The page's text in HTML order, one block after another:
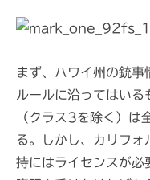
まず、ハワイ州の銃事
ルールに沿ってはい
（クラス3を除く）は
る。しかし、カリフ
持にはライセンスが